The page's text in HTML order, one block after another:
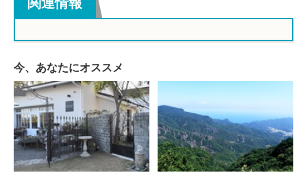
今、あなたにオススメ